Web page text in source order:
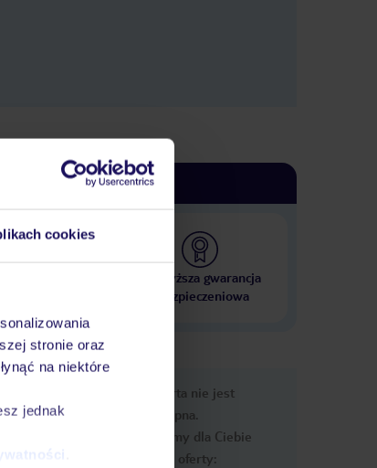
cookies
stronie oraz
na niektóre
jednak
Najwyższa gwarancja
ubezpieczeniowa
Ups, ta oferta nie jest
dostępna.
Przygotowaliśmy dla Ciebie
podobne oferty: